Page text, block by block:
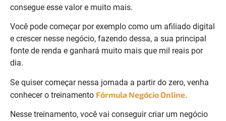
consegue esse valor e muito mais.
Você pode começar por exemplo como um afiliado digital
e crescer nesse negócio, fazendo dessa, a sua principal
fonte de renda e ganhará muito mais que mil reais por
dia.
Se quiser começar nessa jornada a partir do zero, venha
conhecer o treinamento Fórmula Negócio Online.
Nesse treinamento, você vai conseguir criar um negócio